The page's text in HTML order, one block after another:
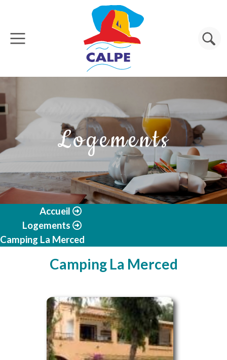
Aller au contenu principal
Rechercher
Logements
Accueil
Logements
Camping La Merced
Camping La Merced